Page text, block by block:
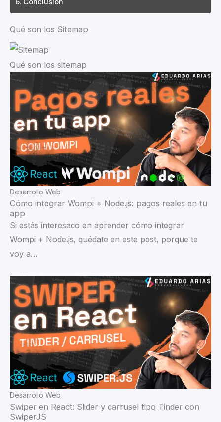
Conclusión
Qué son los Sitemap
Qué son los sitemap
Desarrollo Web
Cómo integrar Wompi + Node.js: pagos reales en tu
app
Si estás interesado en aprender cómo integrar
Wompi + Node.js, quédate en este post, porque te
voy a…
Desarrollo Web
Swiper en React: Slider y carrusel tipo Tinder con
SwiperJS